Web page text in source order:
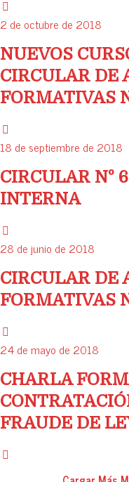
2 de octubre de 2018
NUEVOS
CIRCULAR DE
FORMATIVAS
18 de septiembre de 2018
CIRCULAR Nº
INTERNA
28 de junio de 2018
CIRCULAR DE
FORMATIVAS
24 de mayo de 2018
CHARLA
FRAUDE DE